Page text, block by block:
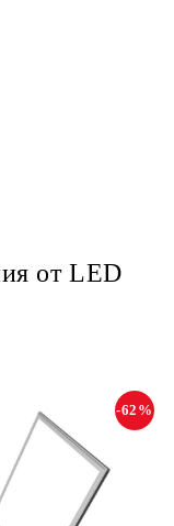
от LED
-62%